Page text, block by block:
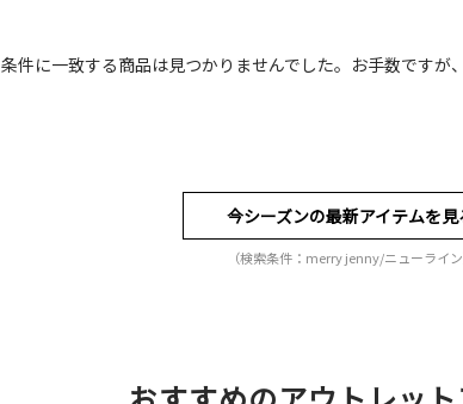
条件に一致する商品は見つかりませんでした。お手数ですが
今シーズンの最新アイテムを見
（検索条件：merry jenny/ニューライン